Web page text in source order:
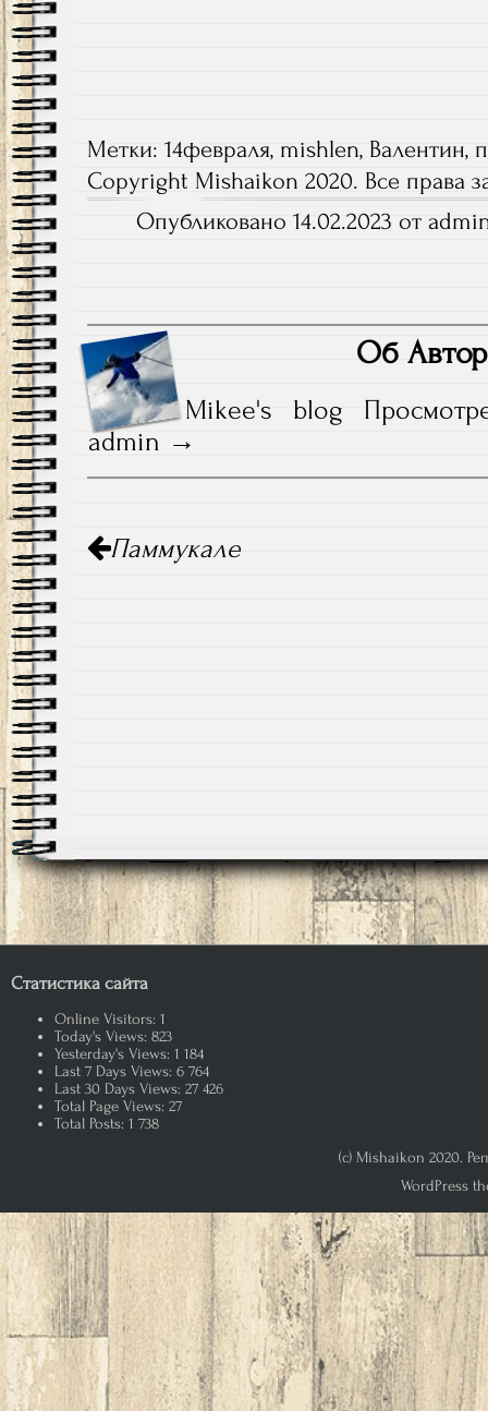
Метки: 14февраля, mishlen, Валентин,
Copyright Mishaikon 2020. Все права
Опубликовано 14.02.2023 от
Об
Mikee's blog
admin
поПаммукале
Статистика сайта
Online Visitors: 1
Today's Views: 823
Yesterday's Views: 1 184
Last 7 Days Views: 6 764
Last 30 Days Views: 27 426
Total Page Views: 27
Total Posts: 1 738
(c) Mishaikon 2020.
WordPress